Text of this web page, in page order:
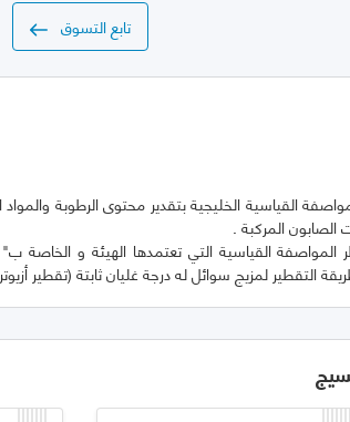
تابع التسوق
القياسية الخليجية بتقدير محتوى الرطوبة والمواد
القياسية التي تعتمدها الهيئة و الخاصة
التقطير لمزيج سوائل له درجة غليان ثابتة (تقطير